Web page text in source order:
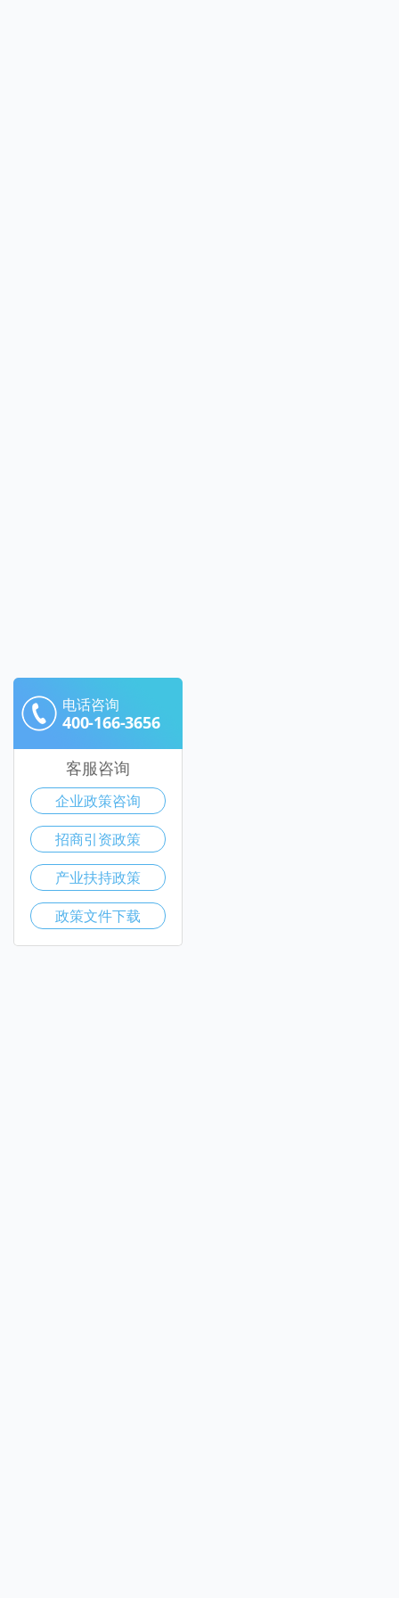
电话咨询
400-166-3656
客服咨询
企业政策咨询
招商引资政策
产业扶持政策
政策文件下载